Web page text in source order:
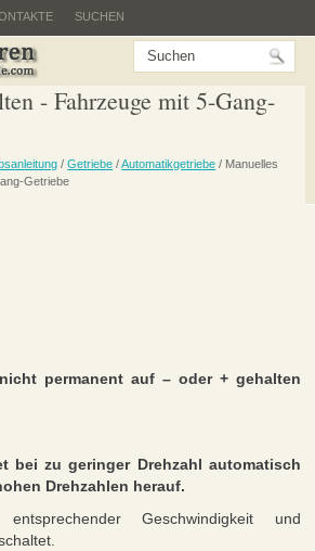
SUCHEN
- Fahrzeuge mit 5-Gang-
/Getriebe /Automatikgetriebe / Manuelles
Getriebe
permanent auf – oder + gehalten
bei zu geringer Drehzahl automatisch
Drehzahlen herauf.
Geschwindigkeit und